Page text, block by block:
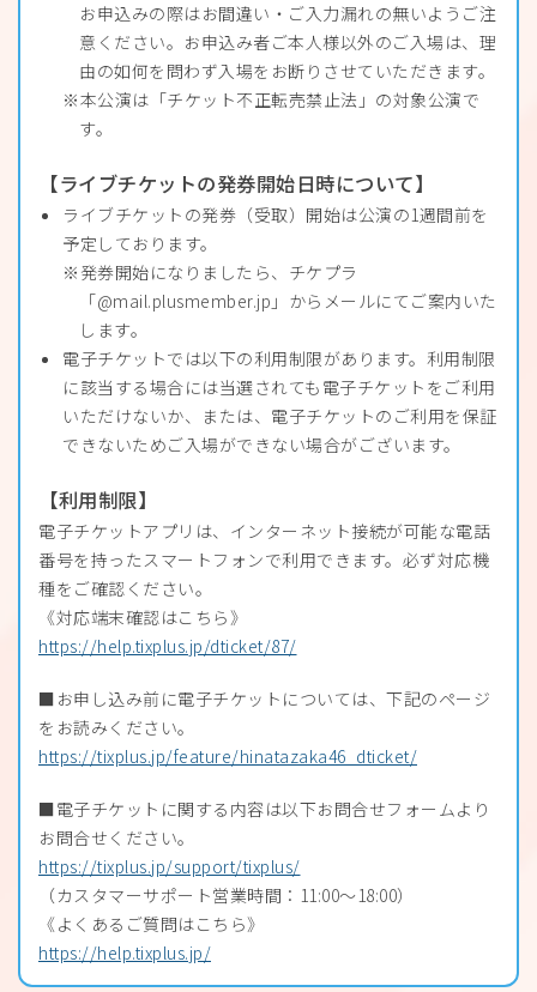
お申込みの際はお間違い・ご入力漏れの無いようご注
意ください。お申込み者ご本人様以外のご入場は、理
由の如何を問わず入場をお断りさせていただきます。
本公演は「チケット不正転売禁止法」の対象公演で
す。
【ライブチケットの発券開始日時について】
ライブチケットの発券（受取）開始は公演の1週間前を
予定しております。
発券開始になりましたら、チケプラ
「@mail.plusmember.jp」からメールにてご案内いた
します。
電子チケットでは以下の利用制限があります。利用制限
に該当する場合には当選されても電子チケットをご利用
いただけないか、または、電子チケットのご利用を保証
できないためご入場ができない場合がございます。
【利用制限】
電子チケットアプリは、インターネット接続が可能な電話
番号を持ったスマートフォンで利用できます。必ず対応機
種をご確認ください。
《対応端末確認はこちら》
https://help.tixplus.jp/dticket/87/
■お申し込み前に電子チケットについては、下記のページ
をお読みください。
https://tixplus.jp/feature/hinatazaka46_dticket/
■電子チケットに関する内容は以下お問合せフォームより
お問合せください。
https://tixplus.jp/support/tixplus/
（カスタマーサポート営業時間：11:00〜18:00）
《よくあるご質問はこちら》
https://help.tixplus.jp/